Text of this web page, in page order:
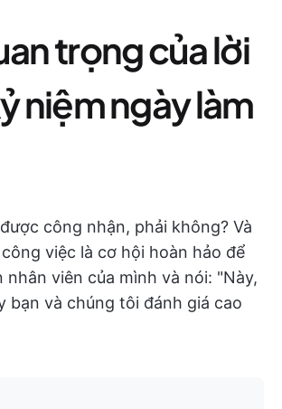
trọng của lời
niệm ngày làm
công nhận, phải không? Và
việc là cơ hội hoàn hảo để
nhân viên của mình và nói: "Này,
bạn và chúng tôi đánh giá cao